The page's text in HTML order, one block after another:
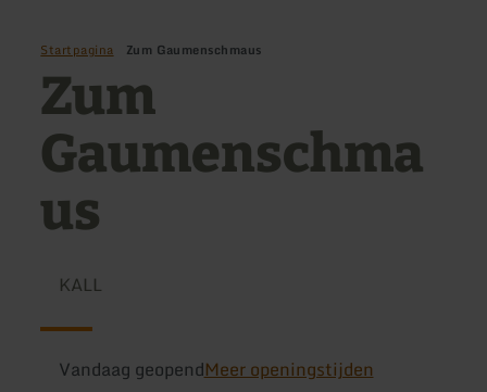
Startpagina Zum Gaumenschmaus
Zum
Gaumenschma
us
KALL
Vandaag geopendMeer openingstijden